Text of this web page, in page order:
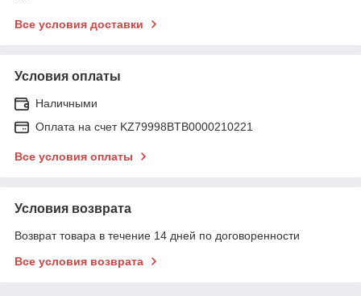
Все условия доставки
Условия оплаты
Наличными
Оплата на счет KZ79998BTB0000210221
Все условия оплаты
Условия возврата
Возврат товара в течение 14 дней по договоренности
Все условия возврата